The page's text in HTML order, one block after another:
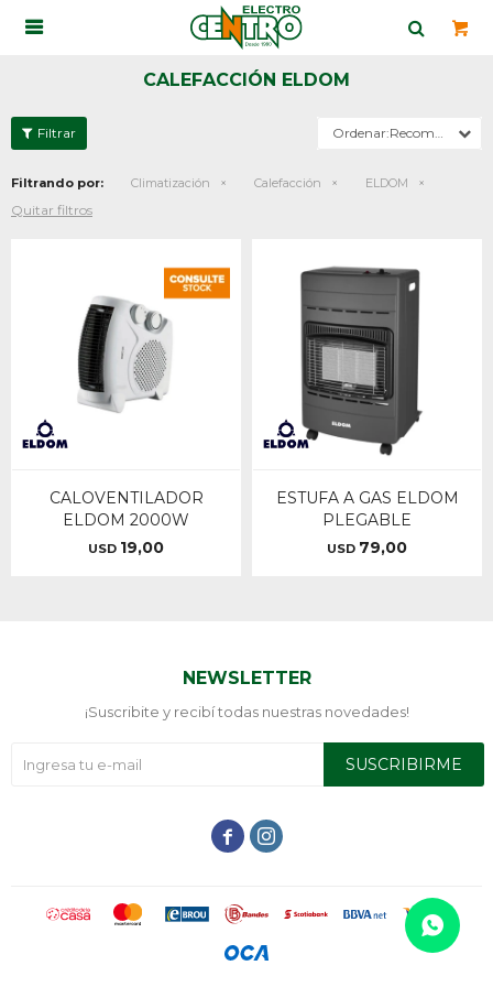

CALEFACCIÓN ELDOM
Recomendados
Filtrando por: Climatización Calefacción ELDOM
Quitar filtros
CALOVENTILADOR
ELDOM 2000W
USD 19,00
ESTUFA A GAS ELDOM
PLEGABLE
USD 79,00
NEWSLETTER
¡Suscribite y recibí todas nuestras novedades!
SUSCRIBIRME
 